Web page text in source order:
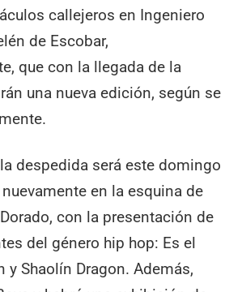
callejeros en Ingeniero
de Escobar,
que con la llegada de la
una nueva edición, según se
despedida será este domingo
en la esquina de
con la presentación de
del género hip hop: Es el
y Shaolín Dragon. Además,